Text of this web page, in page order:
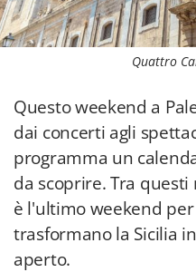
Quattro
Questo weekend a
dai concerti agli
programma un
da scoprire. Tra
è l'ultimo weekend per
trasformano la Sicilia
aperto.